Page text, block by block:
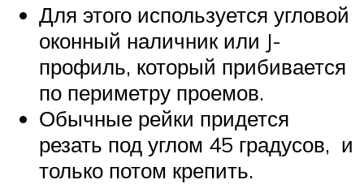
Для этого используется угловой
оконный наличник или J-
профиль, который прибивается
по периметру проемов.
Обычные рейки придется
резать под углом 45 градусов, и
только потом крепить.